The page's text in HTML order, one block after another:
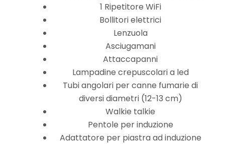
1 Ripetitore WiFi
Bollitori elettrici
Lenzuola
Asciugamani
Attaccapanni
Lampadine crepuscolari a led
Tubi angolari per canne fumarie di
diversi diametri (12-13 cm)
Walkie talkie
Pentole per induzione
Adattatore per piastra ad induzione